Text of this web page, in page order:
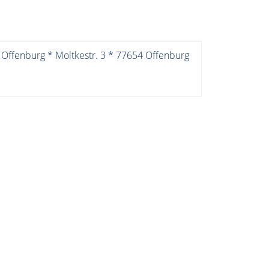
* Moltkestr. 3 * 77654 Offenburg